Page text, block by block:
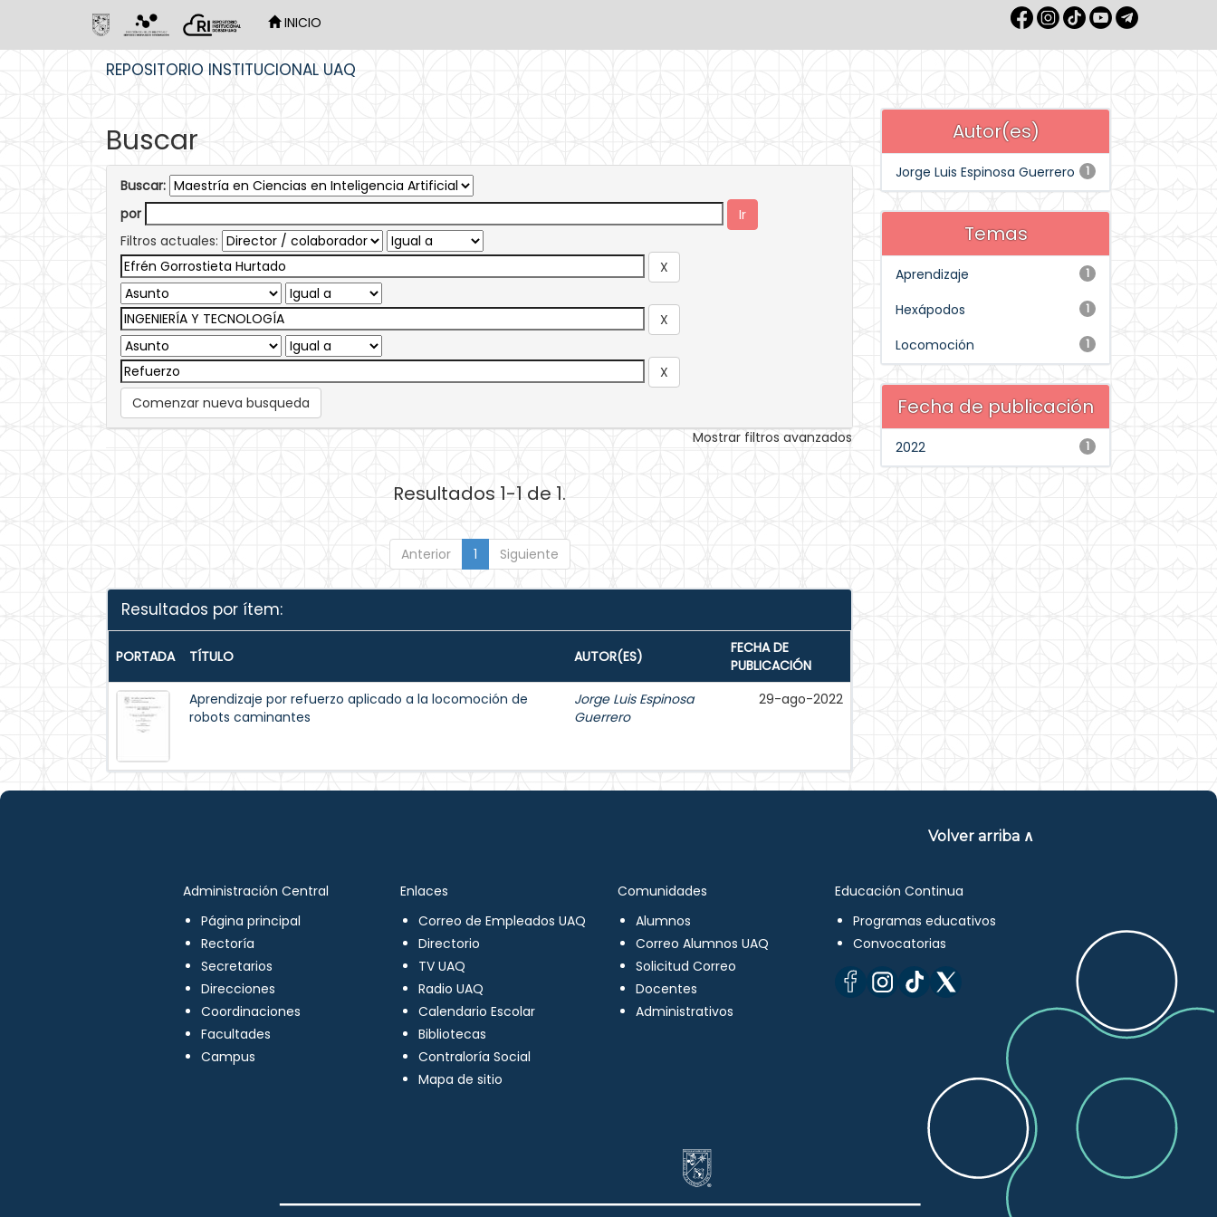
INICIO
REPOSITORIO INSTITUCIONAL UAQ
Buscar
Buscar:
por
Filtros actuales:
Comenzar nueva busqueda
Mostrar filtros avanzados
Resultados 1-1 de 1.
Anterior 1 Siguiente
Resultados por ítem:
PORTADA TÍTULO AUTOR(ES)
FECHA DE
PUBLICACIÓN
Aprendizaje por refuerzo aplicado a la locomoción de
robots caminantes
Jorge Luis Espinosa
Guerrero
29-ago-2022
Autor(es)
1
Jorge Luis Espinosa Guerrero
Temas
1
Aprendizaje
1
Hexápodos
1
Locomoción
Fecha de publicación
1
2022
Volver arriba ∧
Administración Central
Página principal
Rectoría
Secretarios
Direcciones
Coordinaciones
Facultades
Campus
Enlaces
Correo de Empleados UAQ
Directorio
TV UAQ
Radio UAQ
Calendario Escolar
Bibliotecas
Contraloría Social
Mapa de sitio
Comunidades
Alumnos
Correo Alumnos UAQ
Solicitud Correo
Docentes
Administrativos
Educación Continua
Programas educativos
Convocatorias